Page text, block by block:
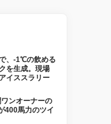
、-1℃の飲める
を生成。現場
イススラリー
ワンオーナーの
400馬力のツイ